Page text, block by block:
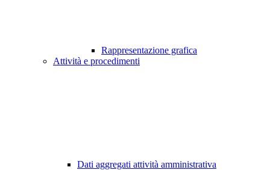
Rappresentazione grafica
Attività e procedimenti
Dati aggregati attività amministrativa